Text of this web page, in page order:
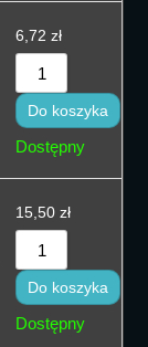
6,72 zł
Do koszyka
Dostępny
15,50 zł
Do koszyka
Dostępny